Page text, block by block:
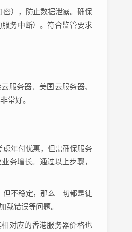
），防止数据泄露。确保
务中断）。符合监管要求
服务器、美国云服务器、
常好。
年付优惠，但需确保服务
务增长。通过以上步骤，
不稳定，那么一切都是徒
载错误等问题。
对应的香港服务器价格也